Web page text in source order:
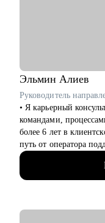
Эльмин Алиев
• Я карьерный
командами,
более 6 лет в
путь от оператора
подразделений.
• 6+ лет опыта
сервиса/СХ/L&D